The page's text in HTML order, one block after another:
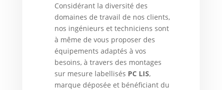
Considérant la diversité des
domaines de travail de nos clients,
nos ingénieurs et techniciens sont
à même de vous proposer des
équipements adaptés à vos
besoins, à travers des montages
sur mesure labellisés PC LIS,
marque déposée et bénéficiant du